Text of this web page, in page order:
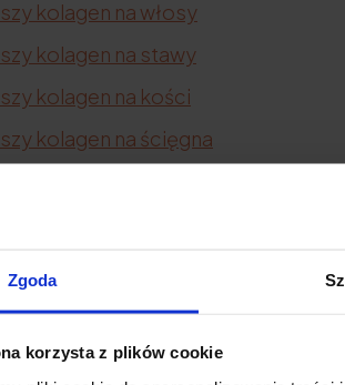
Zgoda
korzysta z plików cookie
kolagen na włosy
kolagen na stawy
kolagen na kości
kolagen na ścięgna
kolagen na blizny